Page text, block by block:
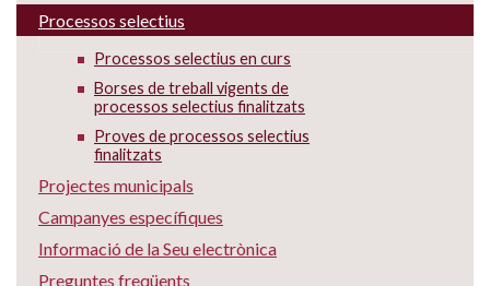
Processos selectius
Processos selectius en curs
Borses de treball vigents de
processos selectius finalitzats
Proves de processos selectius
finalitzats
Projectes municipals
Campanyes específiques
Informació de la Seu electrònica
Preguntes freqüents